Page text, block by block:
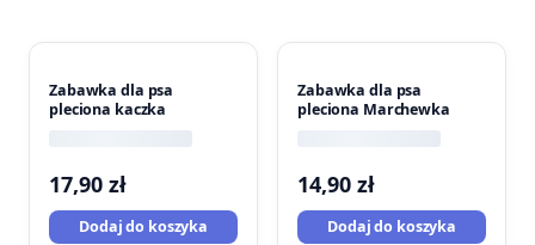
Zabawka dla psa
pleciona kaczka
17,90 zł
Dodaj do koszyka
Zabawka dla psa
pleciona Marchewka
14,90 zł
Dodaj do koszyka